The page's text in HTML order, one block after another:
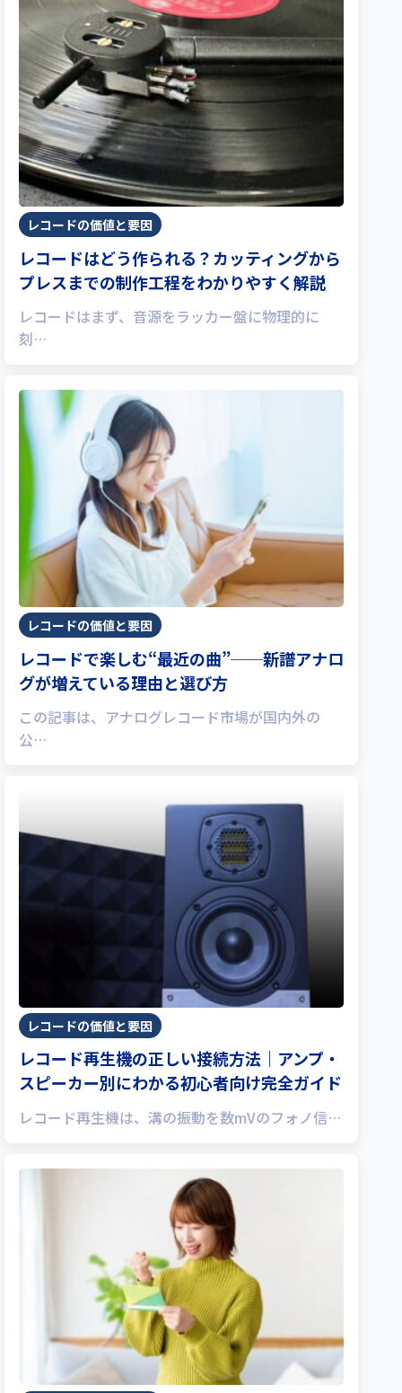
レコードの価値と要因
レコードはどう作られる？カッティングから
プレスまでの制作工程をわかりやすく解説
レコードはまず、音源をラッカー盤に物理的に
刻…
レコードの価値と要因
レコードで楽しむ“最近の曲”──新譜アナロ
グが増えている理由と選び方
この記事は、アナログレコード市場が国内外の
公…
レコードの価値と要因
レコード再生機の正しい接続方法｜アンプ・
スピーカー別にわかる初心者向け完全ガイド
レコード再生機は、溝の振動を数mVのフォノ信…